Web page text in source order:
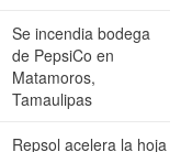
Se incendia bodega
de PepsiCo en
Matamoros,
Tamaulipas
Repsol acelera la hoja